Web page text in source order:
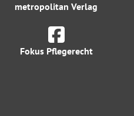
metropolitan Verlag
Fokus Pflegerecht